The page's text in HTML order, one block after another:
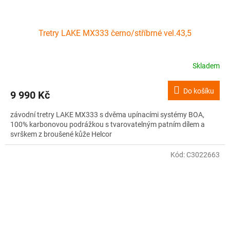
Tretry LAKE MX333 černo/stříbrné vel.43,5
Skladem
9 990 Kč Do košíku
závodní tretry LAKE MX333 s dvěma upínacími systémy BOA,
100% karbonovou podrážkou s tvarovatelným patním dílem a
svrškem z broušené kůže Helcor
Kód:C3022663